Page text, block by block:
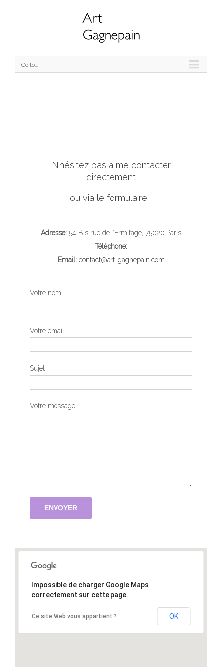
Go to...
N’hésitez pas à me contacter
directement
ou via le formulaire !
Adresse: 54 Bis rue de l’Ermitage, 75020 Paris
Téléphone:
Email: contact@art-gagnepain.com
Votre nom
Votre email
Sujet
Votre message
Impossible de charger Google Maps
correctement sur cette page.
Ce site Web vous appartient ? OK